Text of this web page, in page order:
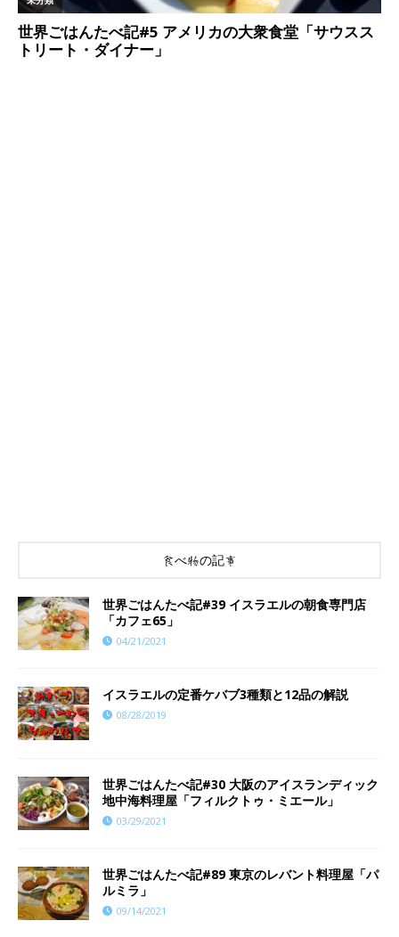
食べ物の記事
世界ごはんたべ記#39 イスラエルの朝食専門店
「カフェ65」
04/21/2021
イスラエルの定番ケバブ3種類と12品の解説
08/28/2019
世界ごはんたべ記#30 大阪のアイスランディック
地中海料理屋「フィルクトゥ・ミエール」
03/29/2021
世界ごはんたべ記#89 東京のレバント料理屋「パ
ルミラ」
09/14/2021